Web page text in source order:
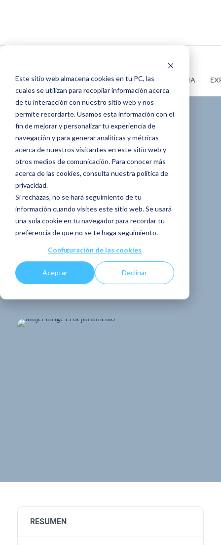
Este sitio web almacena cookies en tu PC, las
cuales se utilizan para recopilar información acerca
de tu interacción con nuestro sitio web y nos
permite recordarte. Usamos esta información con el
fin de mejorar y personalizar tu experiencia de
navegación y para generar analíticas y métricas
acerca de nuestros visitantes en este sitio web y
otros medios de comunicación. Para conocer más
acerca de las cookies, consulta nuestra política de
privacidad.
Si rechazas, no se hará seguimiento de tu
información cuando visites este sitio web. Se usará
una sola cookie en tu navegador para recordar tu
preferencia de que no se te haga seguimiento.
Configuración de las cookies
Aceptar Declinar
TODOS
ARTÍCULOS COMUNICACIÓN INTERNA
COMUNICACIÓN INTERNA
ARTÍCULOS
[DOSIER] Implicar
a la dirección en la
comunicación
interna
RESUMEN